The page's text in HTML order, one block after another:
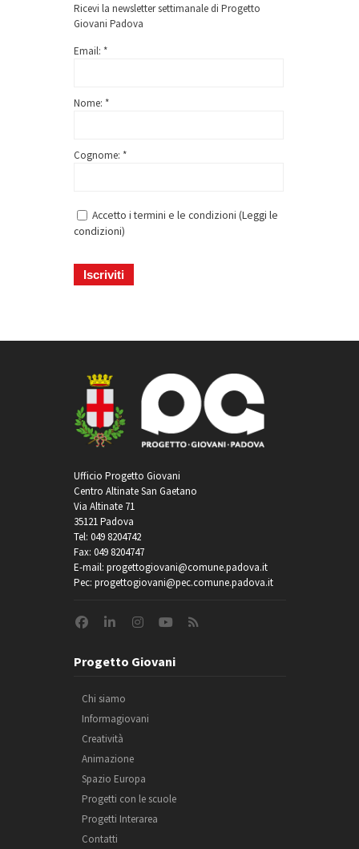
Ricevi la newsletter settimanale di Progetto
Giovani Padova
Email: *
Nome: *
Cognome: *
Accetto i termini e le condizioni (Leggi le
condizioni)
Ufficio Progetto Giovani
Centro Altinate San Gaetano
Via Altinate 71
35121 Padova
Tel: 049 8204742
Fax: 049 8204747
E-mail: progettogiovani@comune.padova.it
Pec: progettogiovani@pec.comune.padova.it
Progetto Giovani
Chi siamo
Informagiovani
Creatività
Animazione
Spazio Europa
Progetti con le scuole
Progetti Interarea
Contatti